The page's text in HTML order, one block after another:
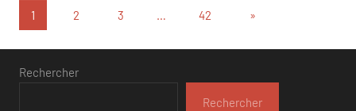
Pagination
des
publications
1 2 3 … 42
Articles
»
Rechercher
Rechercher